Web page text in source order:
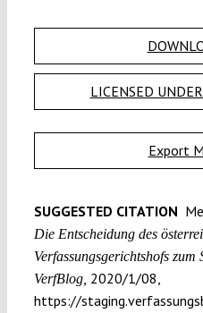
LICENSED
Export
SUGGESTED CITATION
Die Entscheidung des
Verfassungsgerichtshofs zum
VerfBlog, 2020/1/08,
https://